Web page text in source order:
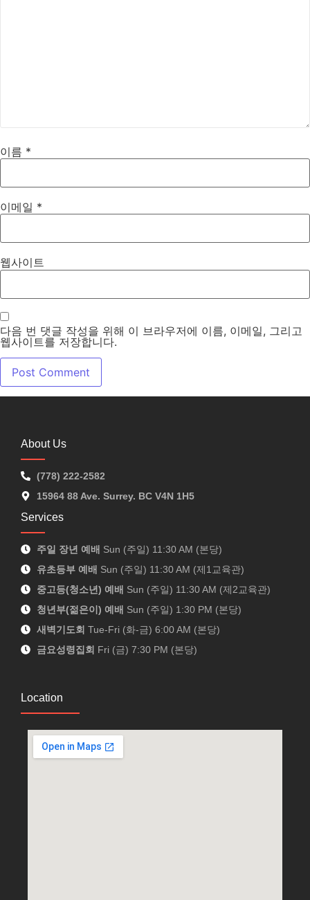
이름 *
이메일 *
웹사이트
다음 번 댓글 작성을 위해 이 브라우저에 이름, 이메일, 그리고
웹사이트를 저장합니다.
About Us
(778) 222-2582
15964 88 Ave. Surrey. BC V4N 1H5
Services
주일 장년 예배 Sun (주일) 11:30 AM (본당)
유초등부 예배 Sun (주일) 11:30 AM (제1교육관)
중고등(청소년) 예배 Sun (주일) 11:30 AM (제2교육관)
청년부(젊은이) 예배 Sun (주일) 1:30 PM (본당)
새벽기도회 Tue-Fri (화-금) 6:00 AM (본당)
금요성령집회 Fri (금) 7:30 PM (본당)
Location